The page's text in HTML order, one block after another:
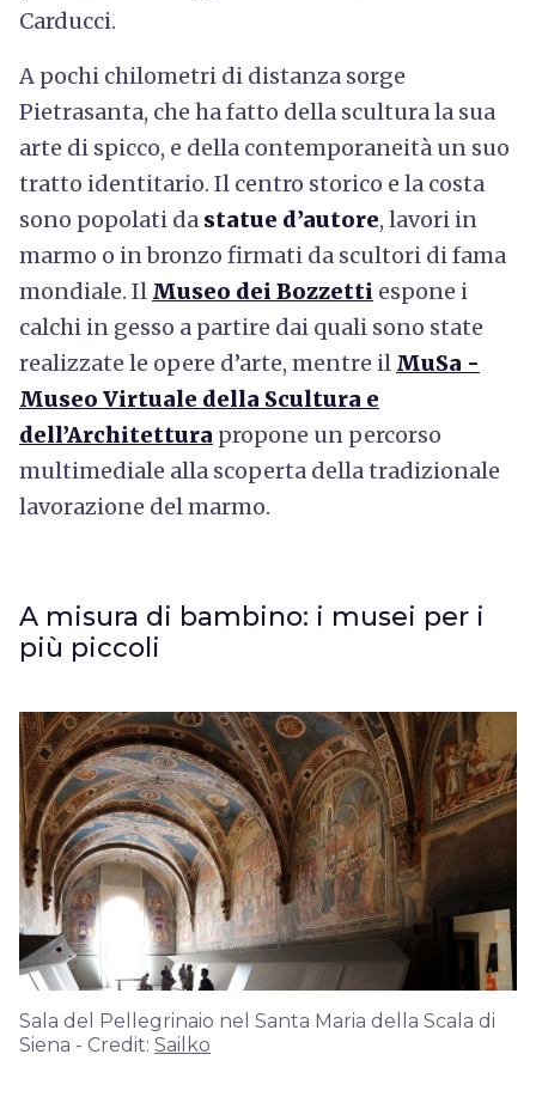
Carducci.
A pochi chilometri di distanza sorge
Pietrasanta, che ha fatto della scultura la sua
arte di spicco, e della contemporaneità un suo
tratto identitario. Il centro storico e la costa
sono popolati da statue d’autore, lavori in
marmo o in bronzo firmati da scultori di fama
mondiale. Il Museo dei Bozzetti espone i
calchi in gesso a partire dai quali sono state
realizzate le opere d’arte, mentre il MuSa -
Museo Virtuale della Scultura e
dell’Architettura propone un percorso
multimediale alla scoperta della tradizionale
lavorazione del marmo.
A misura di bambino: i musei per i
più piccoli
Sala del Pellegrinaio nel Santa Maria della Scala di
Siena - Credit: Sailko